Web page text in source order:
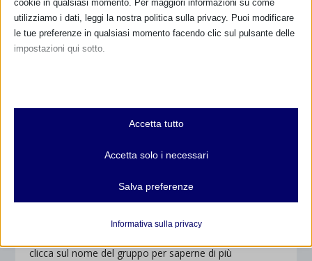
|Lug 11, 2011| Sicilia|0
tel 329 565 9348 Roberta
clicca sul nome del gruppo per saperne di più
cookie in qualsiasi momento. Per maggiori informazioni su come
utilizziamo i dati, leggi la nostra politica sulla privacy. Puoi modificare
le tue preferenze in qualsiasi momento facendo clic sul pulsante delle
impostazioni qui sotto.
Essenziali
I cookie e i servizi essenziali abilitano le funzioni di base e sono
e servizi non richiedono il consenso dell'utente secondo il GDPR.
Analitici
interagiscono con il nostro sito web.
Accetta tutto
Accetta solo i necessari
Salva preferenze
Informativa sulla privacy